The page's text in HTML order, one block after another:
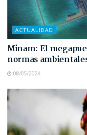
ACTUALIDAD
Minam: El
normas
08/05/2024